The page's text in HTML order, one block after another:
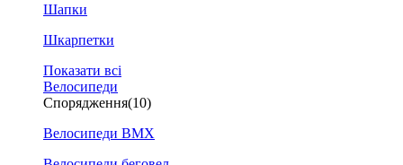
Шапки
Шкарпетки
Показати всі
Велосипеди
Спорядження(10)
Велосипеди BMX